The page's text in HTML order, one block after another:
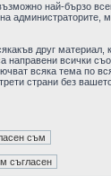
най-бързо
друг
всички
всяка тема по
страни без